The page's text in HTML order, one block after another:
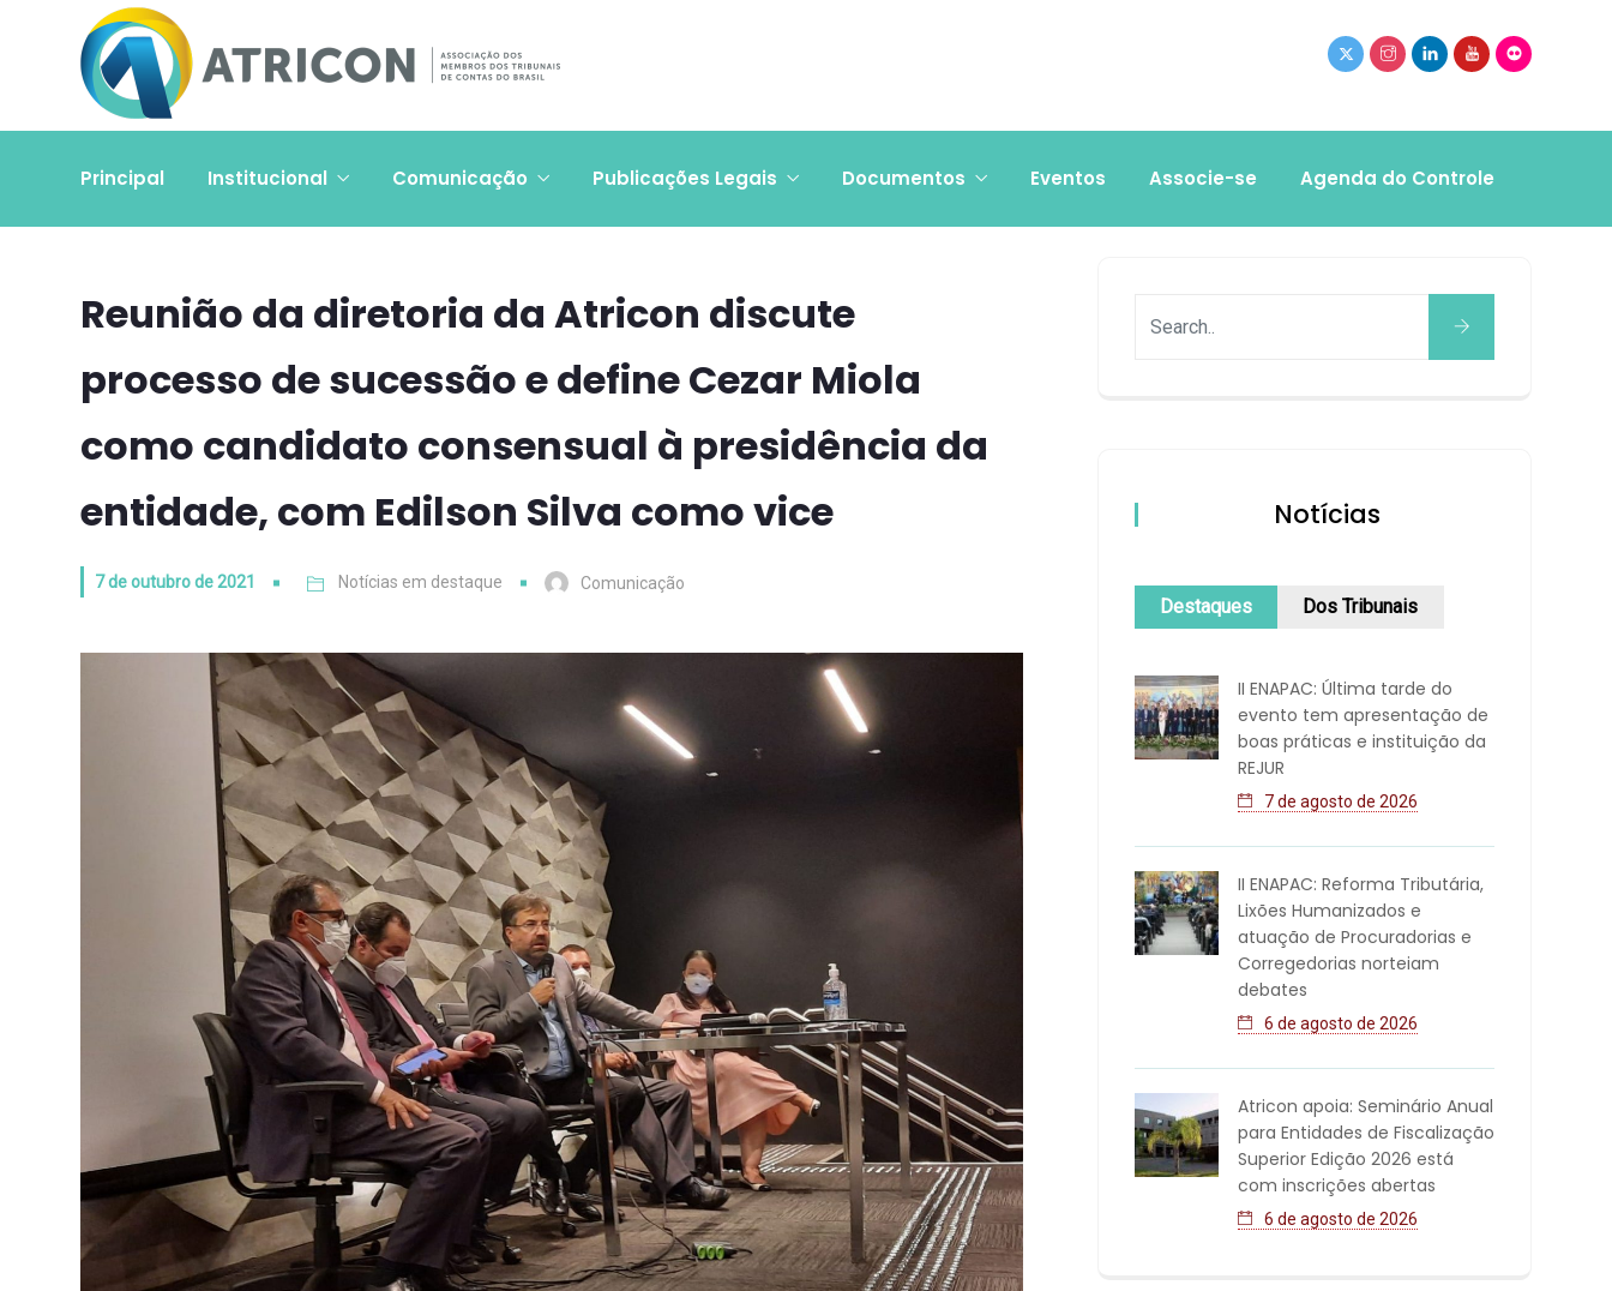
Principal Institucional Comunicação Publicações Legais Documentos Eventos Associe-se Agenda do Controle
Reunião da diretoria da Atricon discute
processo de sucessão e define Cezar Miola
como candidato consensual à presidência da
entidade, com Edilson Silva como vice
7 de outubro de 2021 Notícias em destaque Comunicação
Notícias
Destaques Dos Tribunais
II ENAPAC: Última tarde do
evento tem apresentação de
boas práticas e instituição da
REJUR
7 de agosto de 2026
II ENAPAC: Reforma Tributária,
Lixões Humanizados e
atuação de Procuradorias e
Corregedorias norteiam
debates
6 de agosto de 2026
Atricon apoia: Seminário Anual
para Entidades de Fiscalização
Superior Edição 2026 está
com inscrições abertas
6 de agosto de 2026